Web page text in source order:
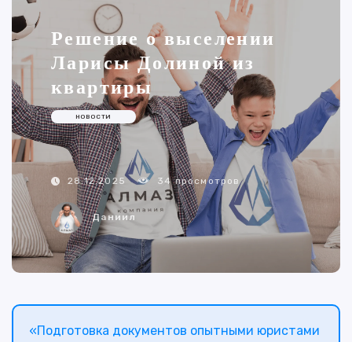
НОВОСТИ
Решение о выселении
Ларисы Долиной из
квартиры
28.12.2025 34 просмотров
Даниил
«Подготовка документов опытными юристами